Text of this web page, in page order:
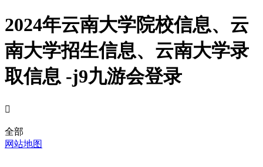
2024年云南大学院校信息、云
南大学招生信息、云南大学录
取信息 -j9九游会登录

全部
网站地图